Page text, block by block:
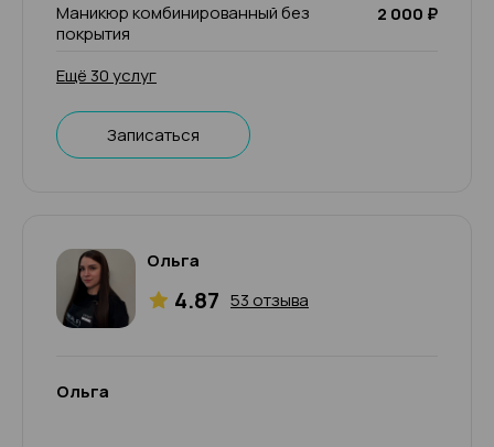
Маникюр комбинированный без
покрытия
2 000 ₽
Ещё 30 услуг
Записаться
Ольга
4.87 53 отзыва
Ольга